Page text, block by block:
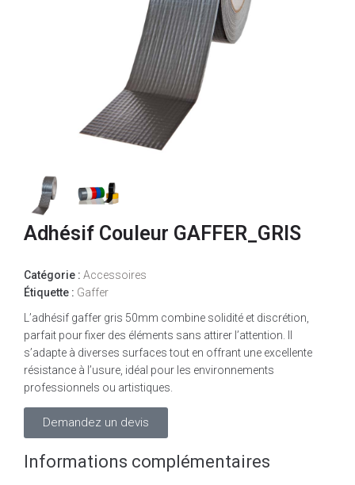
Adhésif Couleur GAFFER_GRIS
Catégorie : Accessoires
Étiquette : Gaffer
L’adhésif gaffer gris 50mm combine solidité et discrétion,
parfait pour fixer des éléments sans attirer l’attention. Il
s’adapte à diverses surfaces tout en offrant une excellente
résistance à l’usure, idéal pour les environnements
professionnels ou artistiques.
Demandez un devis
Informations complémentaires